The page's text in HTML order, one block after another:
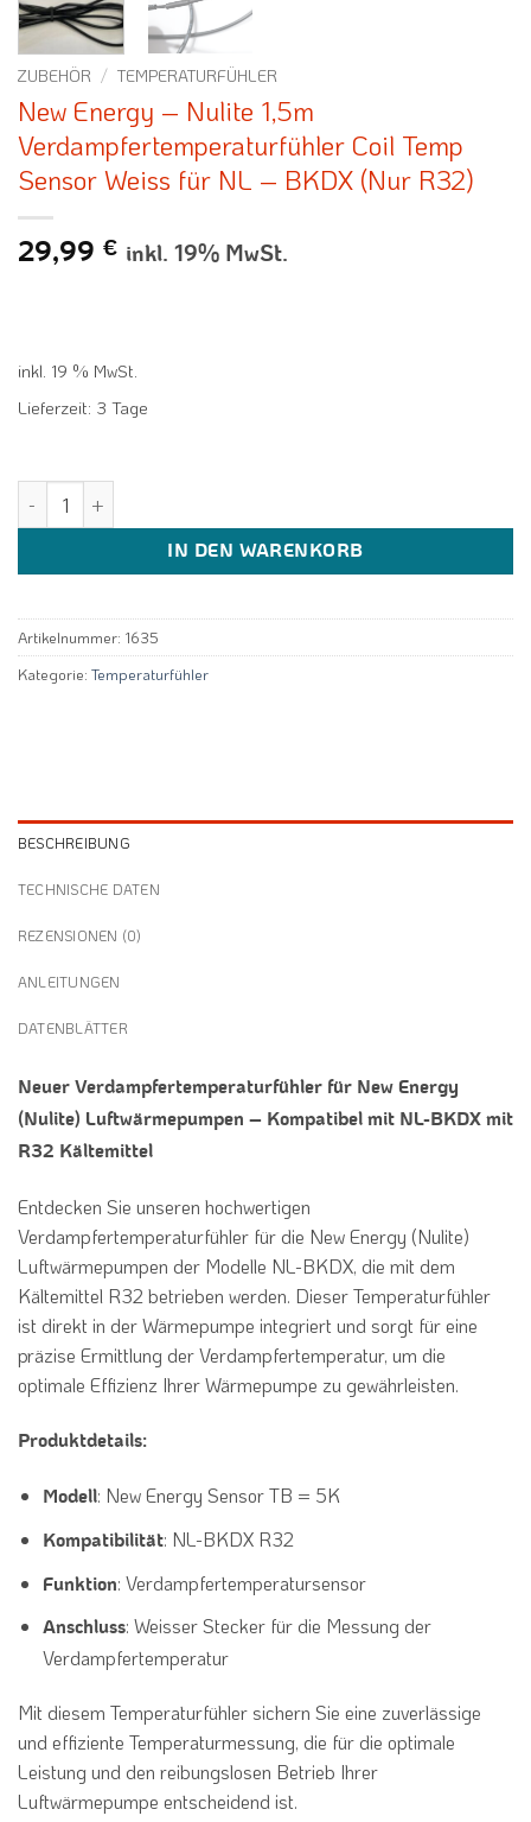
ZUBEHÖR / TEMPERATURFÜHLER
New Energy – Nulite 1,5m
Verdampfertemperaturfühler Coil Temp
Sensor Weiss für NL – BKDX (Nur R32)
29,99 € inkl. 19% MwSt.
inkl. 19 % MwSt.
Lieferzeit: 3 Tage
IN DEN WARENKORB
Artikelnummer: 1635
Kategorie: Temperaturfühler
BESCHREIBUNG
TECHNISCHE DATEN
REZENSIONEN (0)
ANLEITUNGEN
DATENBLÄTTER
Neuer Verdampfertemperaturfühler für New Energy
(Nulite) Luftwärmepumpen – Kompatibel mit NL-BKDX mit
R32 Kältemittel
Entdecken Sie unseren hochwertigen
Verdampfertemperaturfühler für die New Energy (Nulite)
Luftwärmepumpen der Modelle NL-BKDX, die mit dem
Kältemittel R32 betrieben werden. Dieser Temperaturfühler
ist direkt in der Wärmepumpe integriert und sorgt für eine
präzise Ermittlung der Verdampfertemperatur, um die
optimale Effizienz Ihrer Wärmepumpe zu gewährleisten.
Produktdetails:
Modell: New Energy Sensor TB = 5K
Kompatibilität: NL-BKDX R32
Funktion: Verdampfertemperatursensor
Anschluss: Weisser Stecker für die Messung der
Verdampfertemperatur
Mit diesem Temperaturfühler sichern Sie eine zuverlässige
und effiziente Temperaturmessung, die für die optimale
Leistung und den reibungslosen Betrieb Ihrer
Luftwärmepumpe entscheidend ist.